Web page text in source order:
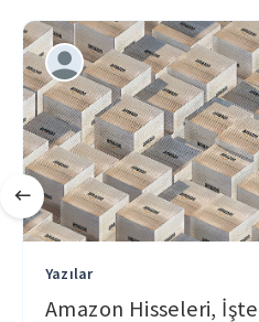
Yazılar
Amazon Hisseleri,